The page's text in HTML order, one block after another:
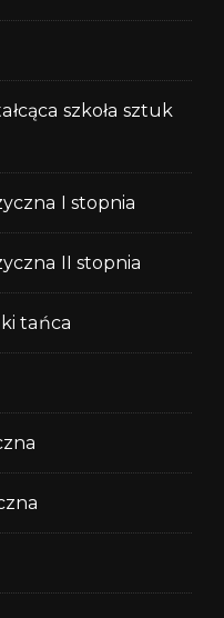
szkoła sztuk
I stopnia
II stopnia
tańca